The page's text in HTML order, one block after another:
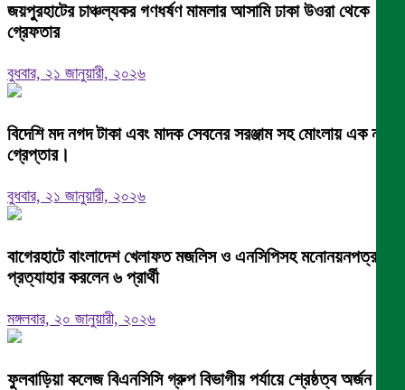
জয়পুরহাটের চাঞ্চল্যকর গণধর্ষণ মামলার আসামি ঢাকা উওরা থেকে
গ্রেফতার
বুধবার, ২১ জানুয়ারী, ২০২৬
বিদেশি মদ নগদ টাকা এবং মাদক সেবনের সরঞ্জাম সহ মোংলায় এক নারী
গ্রেপ্তার।
বুধবার, ২১ জানুয়ারী, ২০২৬
বাগেরহাটে বাংলাদেশ খেলাফত মজলিস ও এনসিপিসহ মনোনয়নপত্র
প্রত্যাহার করলেন ৬ প্রার্থী
মঙ্গলবার, ২০ জানুয়ারী, ২০২৬
ফুলবাড়িয়া কলেজ বিএনসিসি গ্রুপ বিভাগীয় পর্যায়ে শ্রেষ্ঠত্ব অর্জন।